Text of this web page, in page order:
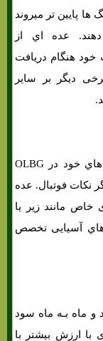
ها پایین تر میروند
دهند. عده اي از
خود هنگام دریافت
دیگر بر سایر
ما طیف وسیعی از لیگ ‌ها را برای پیش‌بینی‌هاي‌ خود در OLBG
نکات فوتبال. عده
خاص مانند زیر یا
آسیایی تخصص
و ماه بـه ماه سود
با ارزش بیشتر با